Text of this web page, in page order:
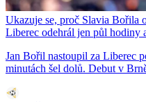
Ukazuje se, proč Slavia Bořila
Liberec odehrál jen půl hodiny
Jan Bořil nastoupil za Liberec
minutách šel dolů. Debut v